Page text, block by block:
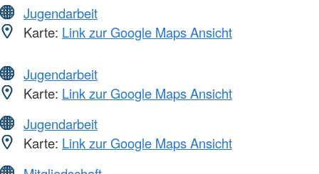
Jugendarbeit
Karte: Link zur Google Maps Ansicht
Jugendarbeit
Karte: Link zur Google Maps Ansicht
Jugendarbeit
Karte: Link zur Google Maps Ansicht